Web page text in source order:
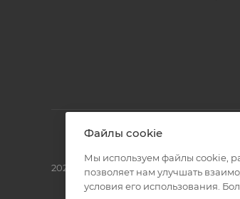
2026 © Полиграф кит - интернет-
Файлы cookie
Мы используем файлы cookie,
позволяет нам улучшать
условия его использования.